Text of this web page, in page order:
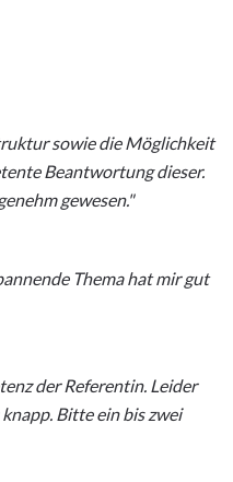
sowie die Möglichkeit
Beantwortung dieser.
gewesen."
Thema hat mir gut
der Referentin. Leider
Bitte ein bis zwei